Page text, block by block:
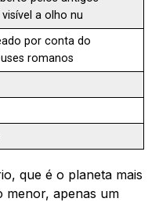
a olho nu
por conta do
romanos
que é o planeta mais
menor, apenas um